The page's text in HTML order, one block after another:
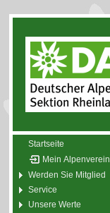
Startseite
Mein Alpenverein
Werden Sie Mitglied
Service
Unsere Werte